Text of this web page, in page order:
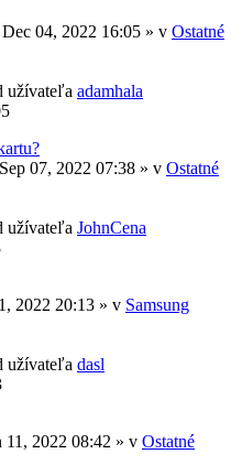
04, 2022 16:05 » v Ostatné
užívateľa adamhala
07, 2022 07:38 » v Ostatné
užívateľa JohnCena
2022 20:13 » v Samsung
užívateľa dasl
11, 2022 08:42 » v Ostatné